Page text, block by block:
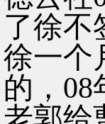
了徐不
徐一个
的，